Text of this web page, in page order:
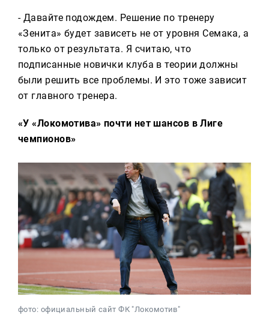
- Давайте подождем. Решение по тренеру
«Зенита» будет зависеть не от уровня Семака, а
только от результата. Я считаю, что
подписанные новички клуба в теории должны
были решить все проблемы. И это тоже зависит
от главного тренера.
«У «Локомотива» почти нет шансов в Лиге
чемпионов»
фото: официальный сайт ФК "Локомотив"